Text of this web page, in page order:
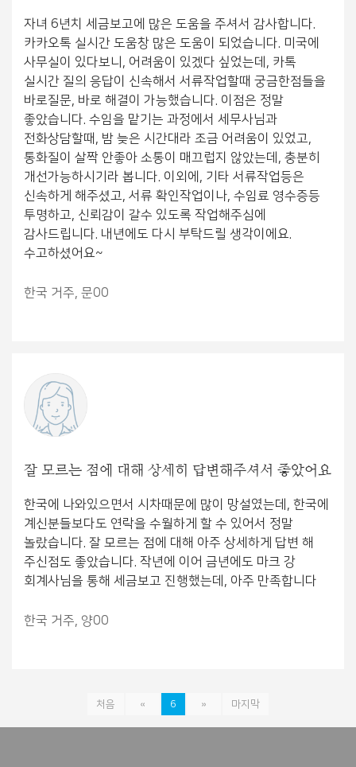
자녀 6년치 세금보고에 많은 도움을 주셔서 감사합니다.
카카오톡 실시간 도움창 많은 도움이 되었습니다. 미국에
사무실이 있다보니, 어려움이 있겠다 싶었는데, 카톡
실시간 질의 응답이 신속해서 서류작업할때 궁금한점들을
바로질문, 바로 해결이 가능했습니다. 이점은 정말
좋았습니다. 수임을 맡기는 과정에서 세무사님과
전화상담할때, 밤 늦은 시간대라 조금 어려움이 있었고,
통화질이 살짝 안좋아 소통이 매끄럽지 않았는데, 충분히
개선가능하시기라 봅니다. 이외에, 기타 서류작업등은
신속하게 해주셨고, 서류 확인작업이나, 수임료 영수증등
투명하고, 신뢰감이 갈수 있도록 작업해주심에
감사드립니다. 내년에도 다시 부탁드릴 생각이에요.
수고하셨어요~
한국 거주, 문00
잘 모르는 점에 대해 상세히 답변해주셔서 좋았어요
한국에 나와있으면서 시차때문에 많이 망설였는데, 한국에
계신분들보다도 연락을 수월하게 할 수 있어서 정말
놀랐습니다. 잘 모르는 점에 대해 아주 상세하게 답변 해
주신점도 좋았습니다. 작년에 이어 금년에도 마크 강
회계사님을 통해 세금보고 진행했는데, 아주 만족합니다
한국 거주, 양00
처음 « 6 » 마지막